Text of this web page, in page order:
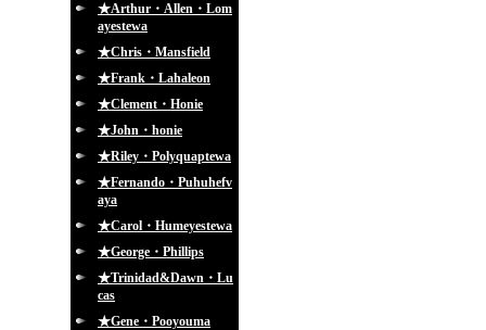
★Arthur・Allen・Lom
ayestewa
★Chris・Mansfield
★Frank・Lahaleon
★Clement・Honie
★John・honie
★Riley・Polyquaptewa
★Fernando・Puhuhefv
aya
★Carol・Humeyestewa
★George・Phillips
★Trinidad&Dawn・Lu
cas
★Gene・Pooyouma